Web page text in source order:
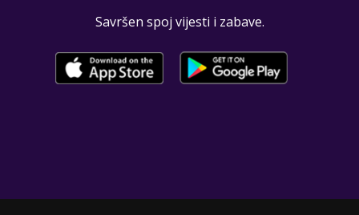
Savršen spoj vijesti i zabave.